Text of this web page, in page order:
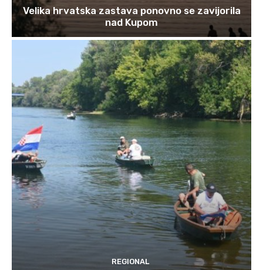
Velika hrvatska zastava ponovno se zavijorila
nad Kupom
REGIONAL